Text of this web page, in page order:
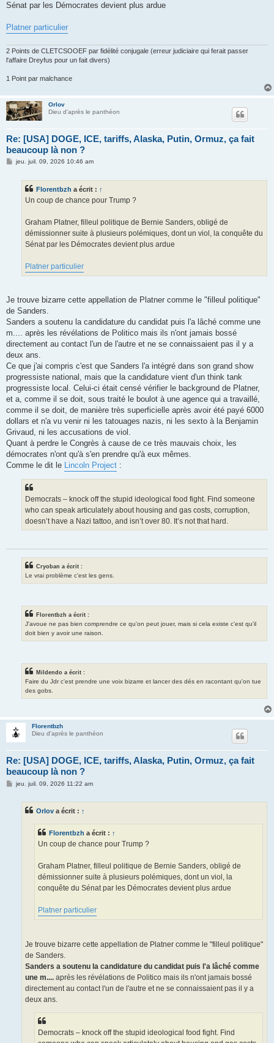
Sénat par les Démocrates devient plus ardue
Platner particulier
2 Points de CLETCSOOEF par fidélité conjugale (erreur judiciaire qui ferait passer
l'affaire Dreyfus pour un fait divers)
1 Point par malchance
Orlov
Dieu d'après le panthéon
Re: [USA] DOGE, ICE, tariffs, Alaska, Putin, Ormuz, ça fait
beaucoup là non ?
Mjeu. juil. 09, 2026 10:46 am
Florentbzh a écrit : ↑
Un coup de chance pour Trump ?
Graham Platner, filleul politique de Bernie Sanders, obligé de
démissionner suite à plusieurs polémiques, dont un viol, la conquête du
Sénat par les Démocrates devient plus ardue
Platner particulier
Je trouve bizarre cette appellation de Platner comme le "filleul politique"
de Sanders.
Sanders a soutenu la candidature du candidat puis l'a lâché comme une
m.... après les révélations de Politico mais ils n'ont jamais bossé
directement au contact l'un de l'autre et ne se connaissaient pas il y a
deux ans.
Ce que j'ai compris c'est que Sanders l'a intégré dans son grand show
progressiste national, mais que la candidature vient d'un think tank
progressiste local. Celui-ci était censé vérifier le background de Platner,
et a, comme il se doit, sous traité le boulot à une agence qui a travaillé,
comme il se doit, de manière très superficielle après avoir été payé 6000
dollars et n'a vu venir ni les tatouages nazis, ni les sexto à la Benjamin
Grivaud, ni les accusations de viol.
Quant à perdre le Congrès à cause de ce très mauvais choix, les
démocrates n'ont qu'à s'en prendre qu'à eux mêmes.
Comme le dit le Lincoln Project :
Democrats – knock off the stupid ideological food fight. Find someone
who can speak articulately about housing and gas costs, corruption,
doesn’t have a Nazi tattoo, and isn’t over 80. It’s not that hard.
Cryoban a écrit :
Le vrai problème c'est les gens.
Florentbzh a écrit :
J'avoue ne pas bien comprendre ce qu'on peut jouer, mais si cela existe c'est qu'il
doit bien y avoir une raison.
Mildendo a écrit :
Faire du Jdr c'est prendre une voix bizarre et lancer des dés en racontant qu'on tue
des gobs.
Florentbzh
Dieu d'après le panthéon
Re: [USA] DOGE, ICE, tariffs, Alaska, Putin, Ormuz, ça fait
beaucoup là non ?
Mjeu. juil. 09, 2026 11:22 am
Orlov a écrit : ↑
Florentbzh a écrit : ↑
Un coup de chance pour Trump ?
Graham Platner, filleul politique de Bernie Sanders, obligé de
démissionner suite à plusieurs polémiques, dont un viol, la
conquête du Sénat par les Démocrates devient plus ardue
Platner particulier
Je trouve bizarre cette appellation de Platner comme le "filleul politique"
de Sanders.
Sanders a soutenu la candidature du candidat puis l'a lâché comme
une m.... après les révélations de Politico mais ils n'ont jamais bossé
directement au contact l'un de l'autre et ne se connaissaient pas il y a
deux ans.
Democrats – knock off the stupid ideological food fight. Find